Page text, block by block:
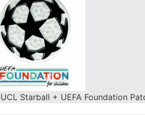
UCL Starball + UEFA Foundation